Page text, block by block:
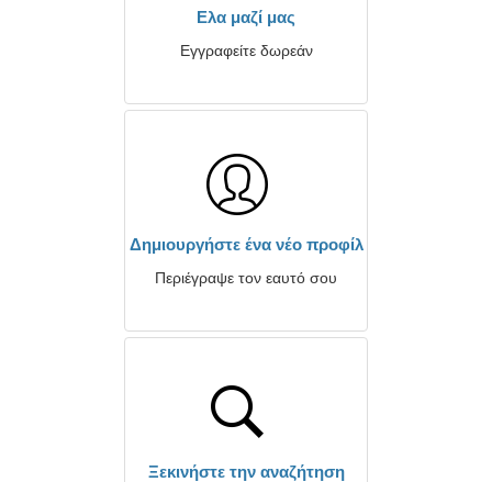
Ελα μαζί μας
Εγγραφείτε δωρεάν
Δημιουργήστε ένα νέο προφίλ
Περιέγραψε τον εαυτό σου
Ξεκινήστε την αναζήτηση